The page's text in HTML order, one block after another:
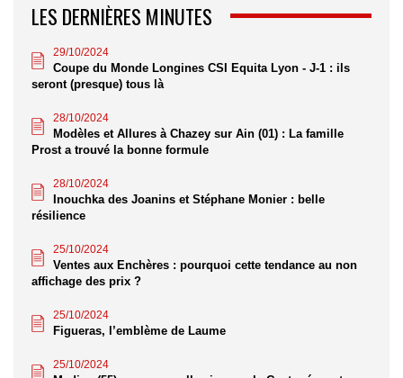
LES DERNIÈRES MINUTES
29/10/2024
Coupe du Monde Longines CSI Equita Lyon - J-1 : ils
seront (presque) tous là
28/10/2024
Modèles et Allures à Chazey sur Ain (01) : La famille
Prost a trouvé la bonne formule
28/10/2024
Inouchka des Joanins et Stéphane Monier : belle
résilience
25/10/2024
Ventes aux Enchères : pourquoi cette tendance au non
affichage des prix ?
25/10/2024
Figueras, l’emblème de Laume
25/10/2024